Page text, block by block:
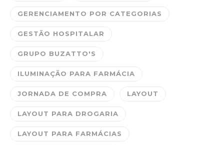
GERENCIAMENTO POR CATEGORIAS
GESTÃO HOSPITALAR
GRUPO BUZATTO'S
ILUMINAÇÃO PARA FARMÁCIA
JORNADA DE COMPRA LAYOUT
LAYOUT PARA DROGARIA
LAYOUT PARA FARMÁCIAS